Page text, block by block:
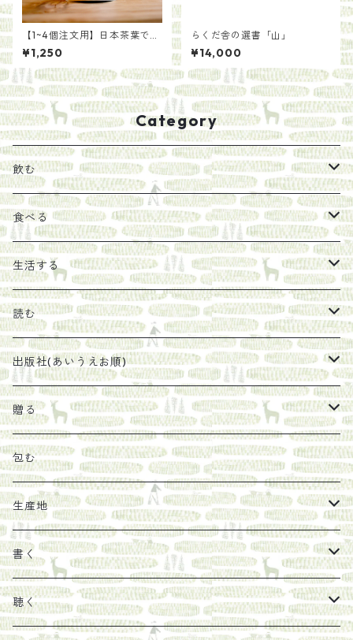
【1~4個注文用】日本茶葉で作
る いろかわ紅茶（ティーバ
ッグ）
¥1,250
らくだ舎の選書「山」
¥14,000
Category
飲む
お茶
エキス
珈琲豆
太山寺珈琲焙煎室
食べる
ジャム
うめぼし
塩
オリーブオイル
その他
マスコバド糖
しょうがパウダー
野菜・果物
生活する
エコラップ
石けん
ヘチマたわし
陶器
馬目隆宏
絵
タンブラー
読む
刊行から時間が経ったけれど、長く売り続けたい一冊
贈り物に勧めたい絵本
紀伊半島ブックマルシェ関連本
らくだ舎出帆室の参考本など
新刊では販売しづらくなった本を巡らせて
古本や自由価格本から探す
出版社(あいうえお順)
らくだ舎出帆室
リトルプレス
mario books
タイドラー
Sakumag
地下BOOKS
海外出版社
古本
あ行
贈る
包装
ギフトセット
カレンダー
カップ
包む
生産地
色川
そこそこ農園
フィリピン
書く
カムワッカ
聴く